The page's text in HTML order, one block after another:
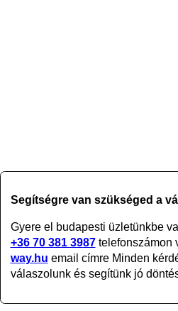
Segítségre van szükséged a
Gyere el budapesti üzletünkbe
+36 70 381 3987telefonszámon
way.hu email címre Minden
válaszolunk és segítünk jó